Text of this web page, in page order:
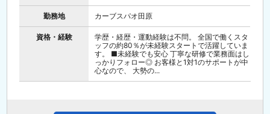
勤務地 カーブスパオ田原
資格・経験
学歴・経歴・運動経験は不問。 全国で働くスタ
ッフの約80％が未経験スタートで活躍していま
す。 ■未経験でも安心 丁寧な研修で業務面はし
っかりフォロー◎ お客様と1対1のサポートが中
心なので、 大勢の...